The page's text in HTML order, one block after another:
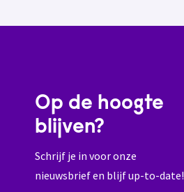
Op de hoogte
blijven?
Schrijf je in voor onze
nieuwsbrief en blijf up-to-date!